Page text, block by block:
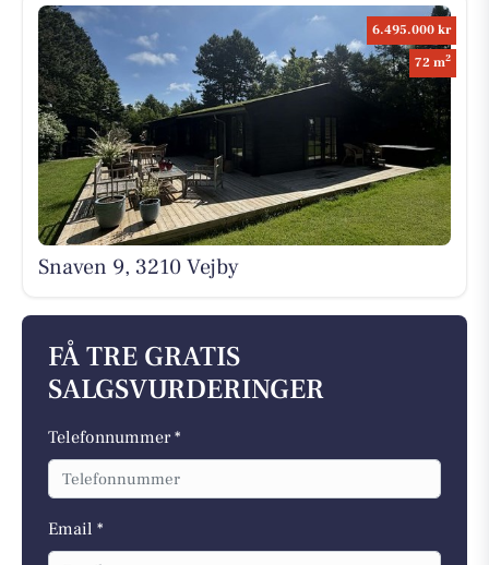
6.495.000 kr
72 m2
Snaven 9, 3210 Vejby
FÅ TRE GRATIS
SALGSVURDERINGER
Telefonnummer *
Email *